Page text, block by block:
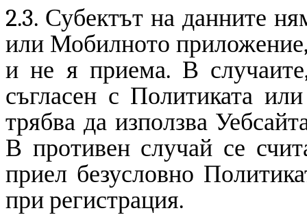
2.3. Субектът на данните
или Мобилното приложение,
и не я приема. В
съгласен с Политиката
трябва да използва
В противен случай се
приел безусловно
при регистрация.